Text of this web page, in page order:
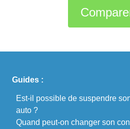
Guides :
Est-il possible de suspendre
auto ?
Quand peut-on changer son